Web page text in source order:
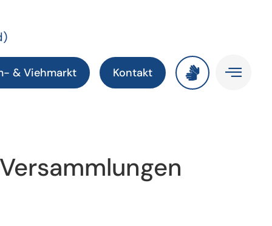
& Viehmarkt Kontakt